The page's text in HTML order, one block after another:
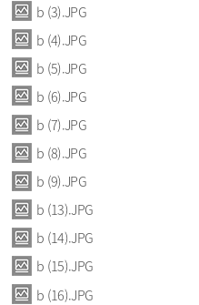
b (3).JPG
b (4).JPG
b (5).JPG
b (6).JPG
b (7).JPG
b (8).JPG
b (9).JPG
b (13).JPG
b (14).JPG
b (15).JPG
b (16).JPG